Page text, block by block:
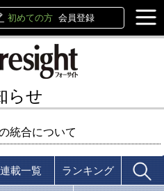
初めての方 会員登録
らせ
統合について
連載一覧 ランキング